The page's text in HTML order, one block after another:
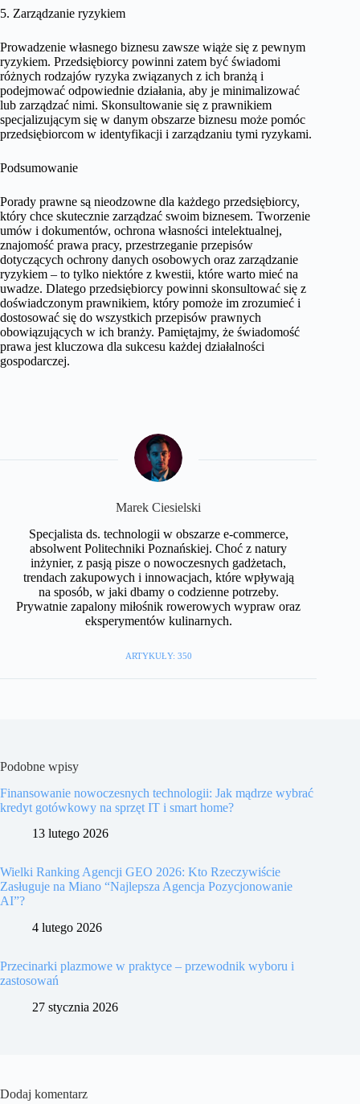
5. Zarządzanie ryzykiem
Prowadzenie własnego biznesu zawsze wiąże się z pewnym
ryzykiem. Przedsiębiorcy powinni zatem być świadomi
różnych rodzajów ryzyka związanych z ich branżą i
podejmować odpowiednie działania, aby je minimalizować
lub zarządzać nimi. Skonsultowanie się z prawnikiem
specjalizującym się w danym obszarze biznesu może pomóc
przedsiębiorcom w identyfikacji i zarządzaniu tymi ryzykami.
Podsumowanie
Porady prawne są nieodzowne dla każdego przedsiębiorcy,
który chce skutecznie zarządzać swoim biznesem. Tworzenie
umów i dokumentów, ochrona własności intelektualnej,
znajomość prawa pracy, przestrzeganie przepisów
dotyczących ochrony danych osobowych oraz zarządzanie
ryzykiem – to tylko niektóre z kwestii, które warto mieć na
uwadze. Dlatego przedsiębiorcy powinni skonsultować się z
doświadczonym prawnikiem, który pomoże im zrozumieć i
dostosować się do wszystkich przepisów prawnych
obowiązujących w ich branży. Pamiętajmy, że świadomość
prawa jest kluczowa dla sukcesu każdej działalności
gospodarczej.
Marek Ciesielski
Specjalista ds. technologii w obszarze e-commerce,
absolwent Politechniki Poznańskiej. Choć z natury
inżynier, z pasją pisze o nowoczesnych gadżetach,
trendach zakupowych i innowacjach, które wpływają
na sposób, w jaki dbamy o codzienne potrzeby.
Prywatnie zapalony miłośnik rowerowych wypraw oraz
eksperymentów kulinarnych.
ARTYKUŁY: 350
Podobne wpisy
Finansowanie nowoczesnych technologii: Jak mądrze wybrać
kredyt gotówkowy na sprzęt IT i smart home?
13 lutego 2026
Wielki Ranking Agencji GEO 2026: Kto Rzeczywiście
Zasługuje na Miano “Najlepsza Agencja Pozycjonowanie
AI”?
4 lutego 2026
Przecinarki plazmowe w praktyce – przewodnik wyboru i
zastosowań
27 stycznia 2026
Dodaj komentarz